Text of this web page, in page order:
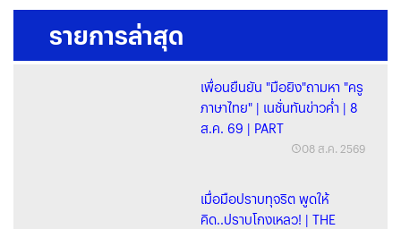
รายการล่าสุด
เพื่อนยืนยัน "มือยิง"ถามหา "ครู
ภาษาไทย" | เนชั่นทันข่าวค่ำ | 8
ส.ค. 69 | PART
08 ส.ค. 2569
เมื่อมือปราบทุจริต พูดให้
คิด..ปราบโกงเหลว! | THE